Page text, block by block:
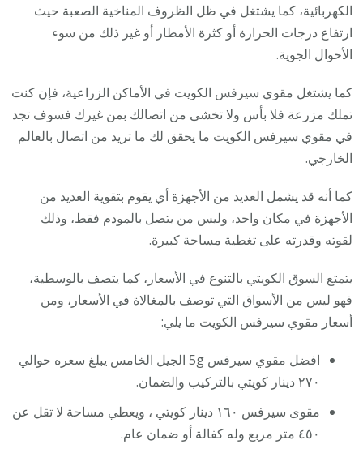
الكهربائية، كما يشتغل في ظل الظروف المناخية الصعبة حيث
ارتفاع درجات الحرارة أو كثرة الأمطار أو غير ذلك من سوء
الأحوال الجوية.
كما يشتغل مقوي سيرفس الكويت في الأماكن الزراعية، فإن كنت
تملك مزرعة فلا بأس ولا تخشى من اتصالك بمن غيرك فسوف تجد
في مقوي سيرفس الكويت ما يحقق لك ما تريد من اتصال بالعالم
الخارجي.
كما أنه قد يشمل العديد من الأجهزة أي يقوم بتقوية العديد من
الأجهزة في مكان واحد، وليس من يتصل بالمودم فقط، وذلك
لقوته وقدرته على تغطية مساحة كبيرة.
يتمتع السوق الكويتي بالتنوع في الأسعار، كما يتصف بالوسطية،
فهو ليس من الأسواق التي توصف بالمغالاة في الأسعار، ومن
أسعار مقوي سيرفس الكويت ما يلي:
افضل مقوي سيرفس 5g الجيل الخامس يبلغ سعره حوالي
٢٧٠ دينار كويتي بالتركيب والضمان.
مقوى سيرفس ١٦٠ دينار كويتي ، ويعطي مساحة لا تقل عن
٤٥٠ متر مربع وله كفالة أو ضمان عام.